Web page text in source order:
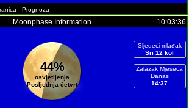
- Prognoza
Moonphase Information 10:03:36
44%
osvjetljenja
Posljednja četvrt
Sljedeći mlađak
Sri 12 kol
Zalazak Mjeseca
Danas
14:37